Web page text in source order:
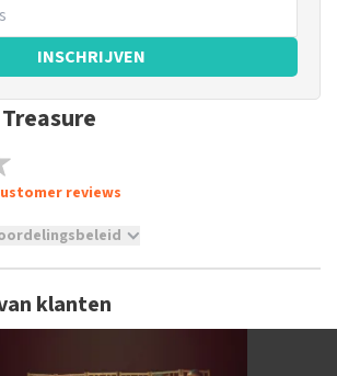
INSCHRIJVEN
reviews
review achter te laten als je geen
bij TopTicketShop. Reviews met
duren voordat een review wordt
klanten